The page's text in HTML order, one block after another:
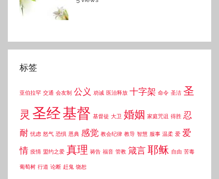
标签
亚伯拉罕 交通 会友制 公义 劝诫 医治释放 十字架 命令 圣洁 圣
灵 圣经基督 基督徒 大卫 婚姻 家庭咒诅 得胜 忍
耐 忧虑 怒气 恐惧 恩典 感觉 教会纪律 教导 智慧 服事 温柔 爱 爱
情 疫情 盟约之爱 真理 祷告 福音 管教 箴言耶稣 自由 苦毒
葡萄树 行道 论断 赶鬼 饶恕